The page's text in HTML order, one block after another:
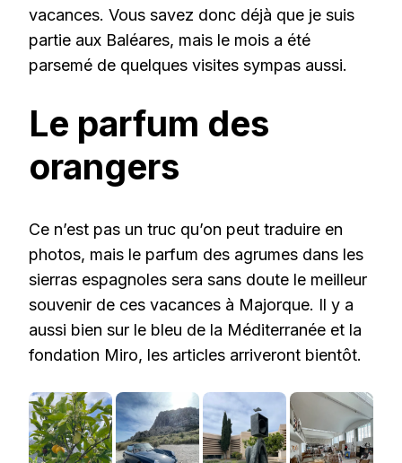
vacances. Vous savez donc déjà que je suis
partie aux Baléares, mais le mois a été
parsemé de quelques visites sympas aussi.
Le parfum des
orangers
Ce n’est pas un truc qu’on peut traduire en
photos, mais le parfum des agrumes dans les
sierras espagnoles sera sans doute le meilleur
souvenir de ces vacances à Majorque. Il y a
aussi bien sur le bleu de la Méditerranée et la
fondation Miro, les articles arriveront bientôt.